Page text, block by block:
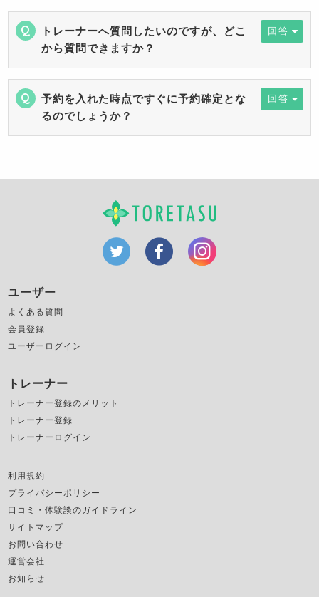
トレーナーへ質問したいのですが、どこ
から質問できますか？
回答
予約を入れた時点ですぐに予約確定とな
るのでしょうか？
回答
ユーザー
よくある質問
会員登録
ユーザーログイン
トレーナー
トレーナー登録のメリット
トレーナー登録
トレーナーログイン
利用規約
プライバシーポリシー
口コミ・体験談のガイドライン
サイトマップ
お問い合わせ
運営会社
お知らせ